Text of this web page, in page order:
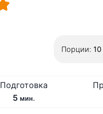
Порции: 10
Подготовка
5ммин.